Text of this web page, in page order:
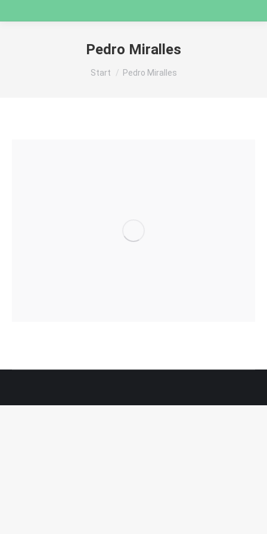
Pedro Miralles
Sie befinden sich hier:
Start Pedro Miralles